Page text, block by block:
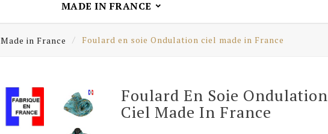
MADE IN FRANCE
Made in France Foulard en soie Ondulation ciel made in France
Foulard En Soie Ondulation
Ciel Made In France